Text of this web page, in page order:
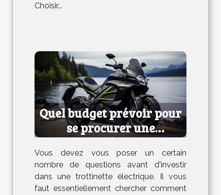
Choisir...
Quel budget prévoir pour
se procurer une
trottinette électrique ?
Vous devez vous poser un certain
nombre de questions avant d'investir
dans une trottinette électrique. Il vous
faut essentiellement chercher comment